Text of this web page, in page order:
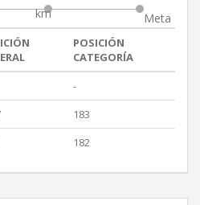
km
Meta
POSICIÓN
CATEGORÍA
-
183
182